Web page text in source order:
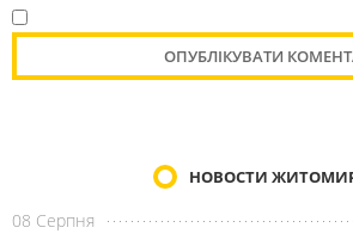
НОВОСТИ
08 Серпня